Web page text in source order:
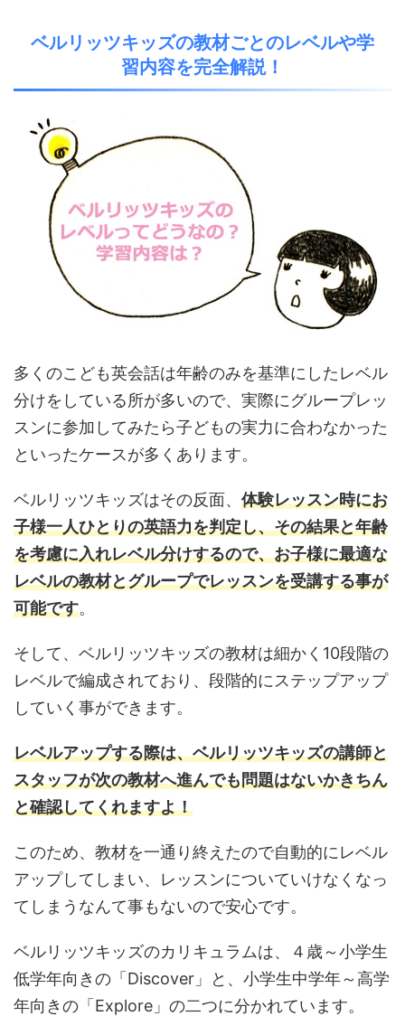
ベルリッツキッズの教材ごとのレベルや学
習内容を完全解説！
多くのこども英会話は年齢のみを基準にしたレベル
分けをしている所が多いので、実際にグループレッ
スンに参加してみたら子どもの実力に合わなかった
といったケースが多くあります。
ベルリッツキッズはその反面、 体験レッスン時にお
子様一人ひとりの英語力を判定し、その結果と年齢
を考慮に入れレベル分けするので、お子様に最適な
レベルの教材とグループでレッスンを受講する事が
可能です。
そして、ベルリッツキッズの教材は細かく10段階の
レベルで編成されており、段階的にステップアップ
していく事ができます。
レベルアップする際は、ベルリッツキッズの講師と
スタッフが次の教材へ進んでも問題はないかきちん
と確認してくれますよ！
このため、教材を一通り終えたので自動的にレベル
アップしてしまい、レッスンについていけなくなっ
てしまうなんて事もないので安心です。
ベルリッツキッズのカリキュラムは、４歳～小学生
低学年向きの「Discover」と、小学生中学年～高学
年向きの「Explore」の二つに分かれています。